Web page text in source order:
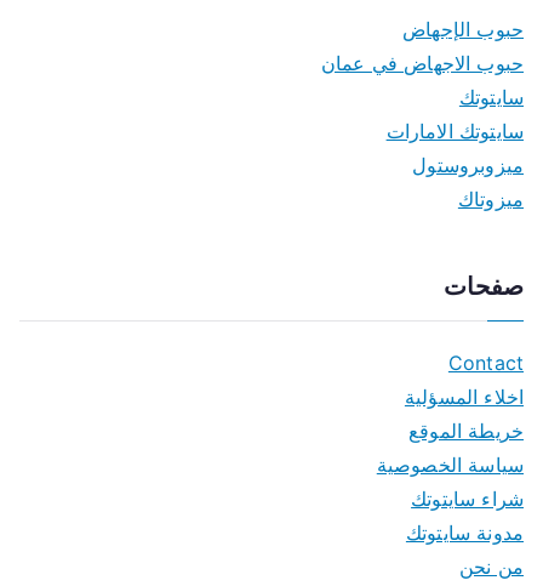
حبوب الإجهاض
حبوب الاجهاض في عمان
سايتوتك
سايتوتك الامارات
ميزوبروستول
ميزوتاك
صفحات
Contact
اخلاء المسؤلية
خريطة الموقع
سياسة الخصوصية
شراء سايتوتك
مدونة سايتوتك
من نحن